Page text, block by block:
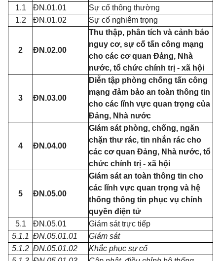
1.1
ĐN.01.01
Sự cố thông thường
1.2
ĐN.01.02 Sự cố nghiêm trọng
2 ĐN.02.00
Thu thập, phân tích và cảnh báo
nguy cơ, sự cố tấn công mạng
cho các cơ quan Đảng, Nhà
nước, tổ chức chính trị - xã hội
3 ĐN.03.00
Diễn tập phòng chống tấn công
mạng đảm bảo an toàn thông tin
cho các lĩnh vực quan trọng của
Đảng, Nhà nước
4 ĐN.04.00
Giám sát phòng, chống, ngăn
chặn thư rác, tin nhắn rác cho
các cơ quan Đảng, Nhà nước, tổ
chức chính trị - xã hội
5 ĐN.05.00
Giám sát an toàn thông tin cho
các lĩnh vực quan trọng và hệ
thống thông tin phục vụ chính
quyền điện tử
5.1
ĐN.05.01
Giám sát trực tiếp
5.1.1 ĐN.05.01.01
Giám sát
5.1.2 ĐN.05.01.02
Khắc phục sự cố